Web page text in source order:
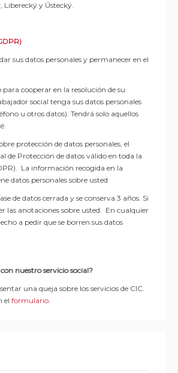
, Liberecký y Ústecký.
sus datos personales y permanecer en el
para cooperar en la resolución de su
social tenga sus datos personales
u otros datos). Tendrá solo aquellos
protección de datos personales, el
de Protección de datos válido en toda la
La información recogida en la
datos personales sobre usted
de datos cerrada y se conserva 3 años. Si
las anotaciones sobre usted. En cualquier
a pedir que se borren sus datos
nuestro servicio social?
una queja sobre los servicios de CIC.
el formulario.